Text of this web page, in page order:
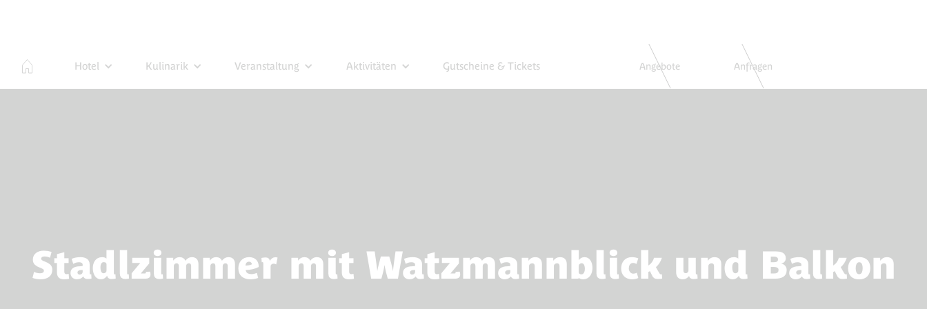
Hotel Kulinarik Veranstaltung Aktivitäten Gutscheine & Tickets Angebote Anfragen
Stadlzimmer mit Watzmannblick und Balkon